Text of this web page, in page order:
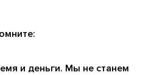
и деньги. Мы не станем